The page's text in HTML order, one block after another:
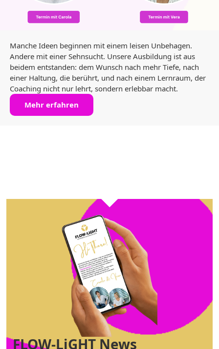
Manche Ideen beginnen mit einem leisen Unbehagen.
Andere mit einer Sehnsucht. Unsere Ausbildung ist aus
beidem entstanden: dem Wunsch nach mehr Tiefe, nach
einer Haltung, die berührt, und nach einem Lernraum, der
Coaching nicht nur lehrt, sondern erlebbar macht.
Mehr erfahren
FLOW-LiGHT News